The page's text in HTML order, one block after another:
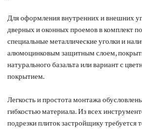
Для оформления внутренних и внешних
дверных и оконных проемов в комплект
специальные металлические уголки и
алюмоцинковым защитным слоем,
натурального базальта или вариант с
покрытием.
Легкость и простота монтажа
гибкостью материала. Из всех
подрезки плиток застройщику требуется